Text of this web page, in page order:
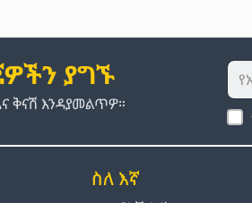
ያግኙ
ቅናሽ እንዳያመልጥዎ።
ስለ እኛ